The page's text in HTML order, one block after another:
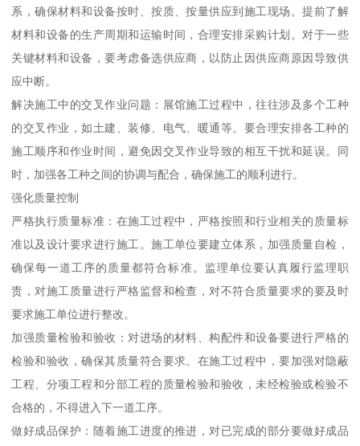
系，确保材料和设备按时、按质、按量供应到施工现场。提前了解
材料和设备的生产周期和运输时间，合理安排采购计划。对于一些
关键材料和设备，要考虑备选供应商，以防止因供应商原因导致供
应中断。
解决施工中的交叉作业问题：展馆施工过程中，往往涉及多个工种
的交叉作业，如土建、装修、电气、暖通等。要合理安排各工种的
施工顺序和作业时间，避免因交叉作业导致的相互干扰和延误。同
时，加强各工种之间的协调与配合，确保施工的顺利进行。
强化质量控制
严格执行质量标准：在施工过程中，严格按照和行业相关的质量标
准以及设计要求进行施工。施工单位要建立体系，加强质量自检，
确保每一道工序的质量都符合标准。监理单位要认真履行监理职
责，对施工质量进行严格监督和检查，对不符合质量要求的要及时
要求施工单位进行整改。
加强质量检验和验收：对进场的材料、构配件和设备要进行严格的
检验和验收，确保其质量符合要求。在施工过程中，要加强对隐蔽
工程、分项工程和分部工程的质量检验和验收，未经检验或检验不
合格的，不得进入下一道工序。
做好成品保护：随着施工进度的推进，对已完成的部分要做好成品